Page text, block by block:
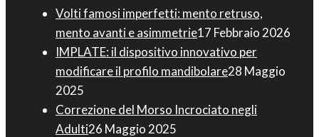
Volti famosi imperfetti: mento retruso,
mento avanti e asimmetrie17 Febbraio 2026
IMPLATE: il dispositivo innovativo per
modificare il profilo mandibolare28 Maggio
2025
Correzione del Morso Incrociato negli
Adulti26 Maggio 2025